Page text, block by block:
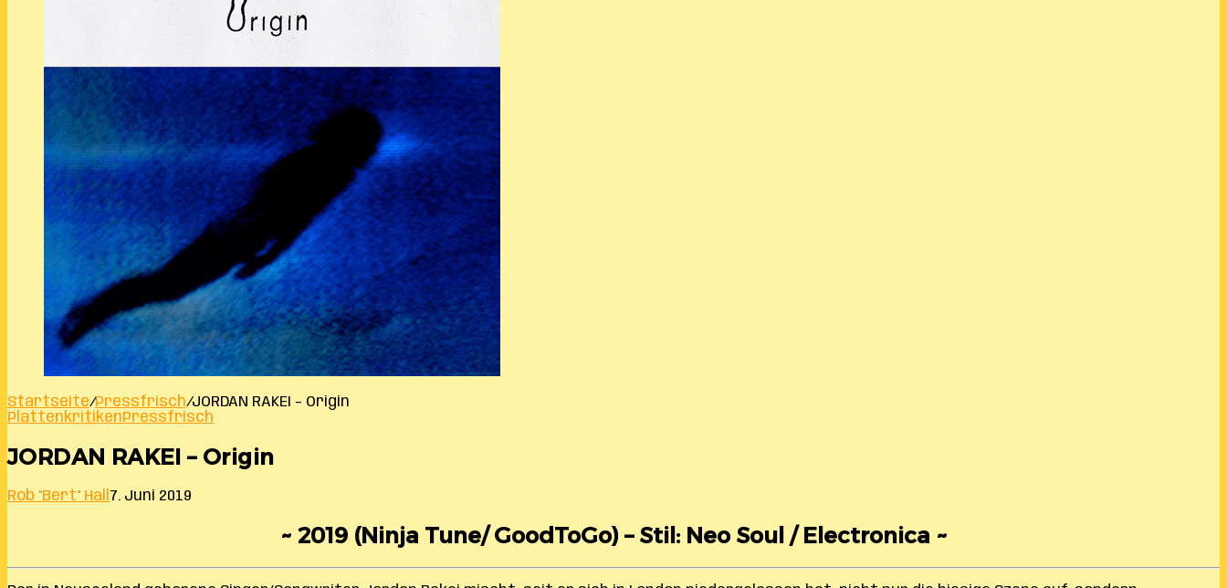
Startseite/Pressfrisch/JORDAN RAKEI – Origin
PlattenkritikenPressfrisch
JORDAN RAKEI – Origin
Rob "Bert" Hall 7. Juni 2019
~ 2019 (Ninja Tune/ GoodToGo) – Stil: Neo Soul / Electronica ~